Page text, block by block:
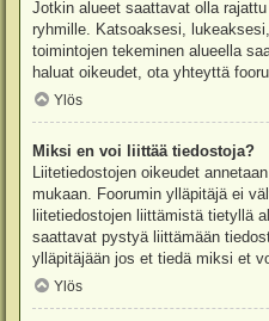
Jotkin alueet saattavat olla
ryhmille. Katsoaksesi,
toimintojen tekeminen alueella
haluat oikeudet, ota yhteyttä
Ylös
Miksi en voi liittää tiedostoja?
Liitetiedostojen oikeudet
mukaan. Foorumin ylläpitäjä ei
liitetiedostojen liittämistä tietyllä
saattavat pystyä liittämään
ylläpitäjään jos et tiedä miksi et
Ylös